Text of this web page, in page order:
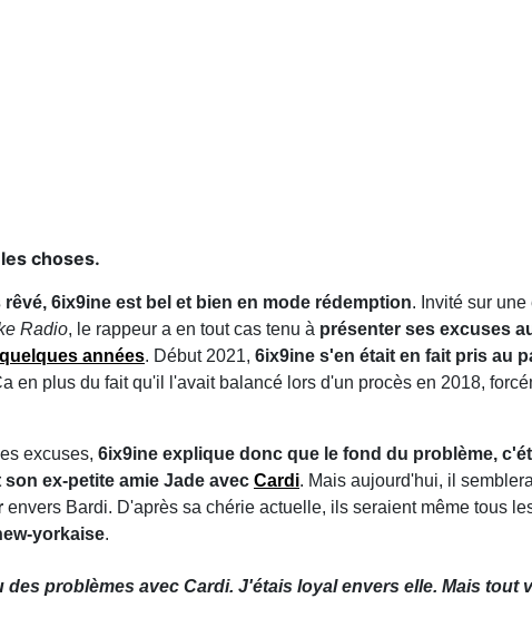
choses.
6ix9ine est bel et bien en mode rédemption. Invité sur
Radio, le rappeur a en tout cas tenu à présenter ses excuses
années. Début 2021, 6ix9ine s'en était en fait pris au
en plus du fait qu'il l'avait balancé lors d'un procès en 2018,
excuses, 6ix9ine explique donc que le fond du problème,
ex-petite amie Jade avec Cardi. Mais aujourd'hui, il
envers Bardi. D'après sa chérie actuelle, ils seraient même tous
yorkaise.
des problèmes avec Cardi. J'étais loyal envers elle. Mais tout